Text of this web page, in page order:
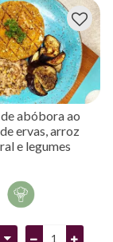
abóbora ao
ervas, arroz
e legumes